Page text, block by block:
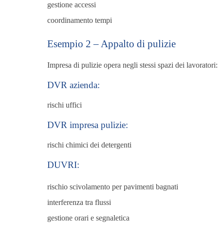
gestione accessi
coordinamento tempi
Esempio 2 – Appalto di pulizie
Impresa di pulizie opera negli stessi spazi dei lavoratori:
DVR azienda:
rischi uffici
DVR impresa pulizie:
rischi chimici dei detergenti
DUVRI:
rischio scivolamento per pavimenti bagnati
interferenza tra flussi
gestione orari e segnaletica